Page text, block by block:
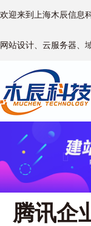
欢迎来到上海木辰信息
网站设计、云服务器、
腾讯企